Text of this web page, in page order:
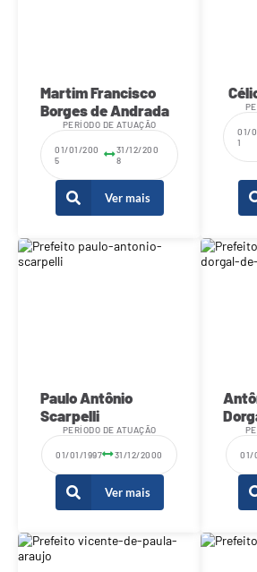
Telefones Úteis
Transparência
Martim Francisco
Borges de Andrada
PERÍODO DE ATUAÇÃO
01/01/200
5
31/12/200
8
Ver mais
01/
1
Paulo Antônio
Scarpelli
PERÍODO DE ATUAÇÃO
01/01/1997 31/12/2000
Ver mais
01/